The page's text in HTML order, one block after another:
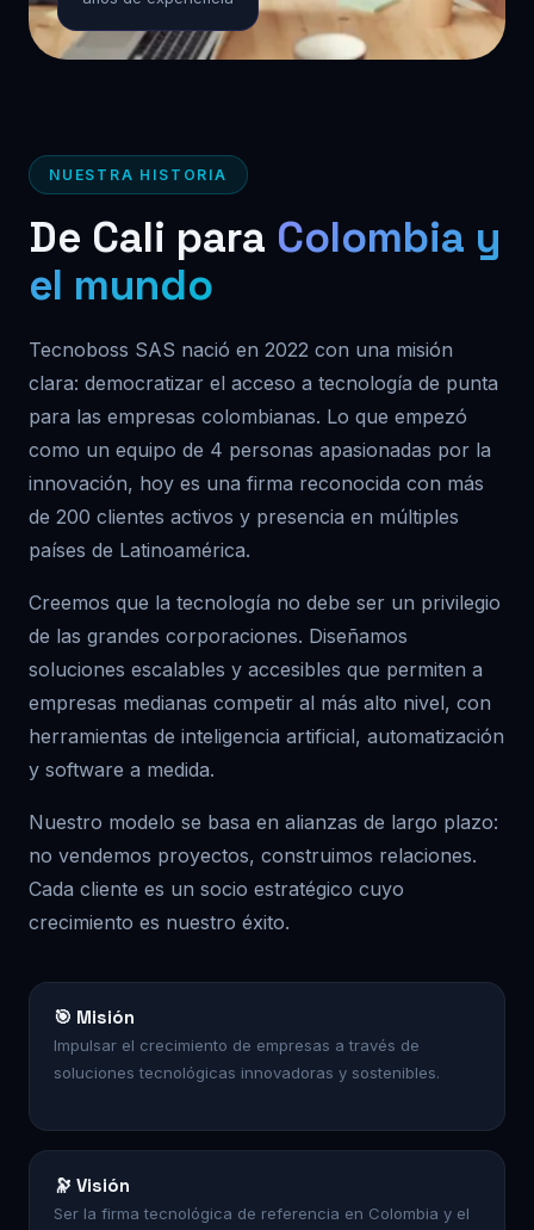
NUESTRA HISTORIA
De Cali para Colombia y
el mundo
Tecnoboss SAS nació en 2022 con una misión
clara: democratizar el acceso a tecnología de punta
para las empresas colombianas. Lo que empezó
como un equipo de 4 personas apasionadas por la
innovación, hoy es una firma reconocida con más
de 200 clientes activos y presencia en múltiples
países de Latinoamérica.
Creemos que la tecnología no debe ser un privilegio
de las grandes corporaciones. Diseñamos
soluciones escalables y accesibles que permiten a
empresas medianas competir al más alto nivel, con
herramientas de inteligencia artificial, automatización
y software a medida.
Nuestro modelo se basa en alianzas de largo plazo:
no vendemos proyectos, construimos relaciones.
Cada cliente es un socio estratégico cuyo
crecimiento es nuestro éxito.
🎯 Misión
Impulsar el crecimiento de empresas a través de
soluciones tecnológicas innovadoras y sostenibles.
🔭 Visión
Ser la firma tecnológica de referencia en Colombia y el